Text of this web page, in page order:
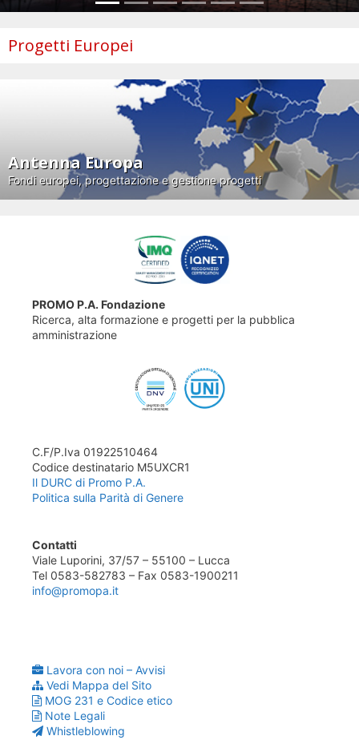
Progetti Europei
Antenna Europa
Fondi europei, progettazione e gestione progetti
PROMO P.A. Fondazione
Ricerca, alta formazione e progetti per la pubblica
amministrazione
C.F/P.Iva 01922510464
Codice destinatario M5UXCR1
Il DURC di Promo P.A.
Politica sulla Parità di Genere
Contatti
Viale Luporini, 37/57 – 55100 – Lucca
Tel 0583-582783 – Fax 0583-1900211
info@promopa.it
Lavora con noi – Avvisi
Vedi Mappa del Sito
MOG 231 e Codice etico
Note Legali
Whistleblowing